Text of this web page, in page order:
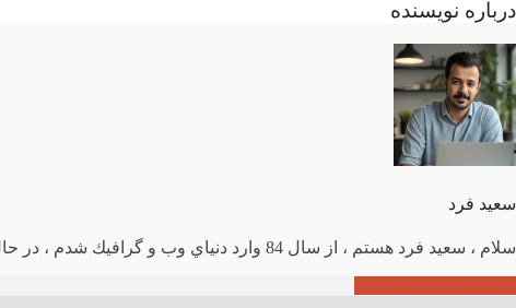
درباره نویسنده
سعید فرد
سلام ، سعيد فرد هستم ، از سال 84 وارد دنياي وب و گرافيك شدم ، در حال حاضر طراح وب و گسترش دهنده‌ي وردپرس ، اميدوارم مفيد واقع بشم .